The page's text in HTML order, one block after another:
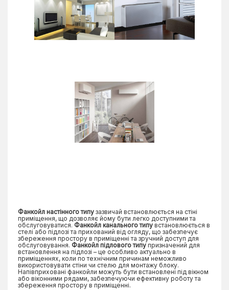
Фанкойл настінного типу зазвичай встановлюється на стіні
приміщення, що дозволяє йому бути легко доступними та
обслуговуватися. Фанкойл канального типу встановлюється в
стелі або підлозі та прихований від огляду, що забезпечує
збереження простору в приміщенні та зручний доступ для
обслуговування. Фанкойл підлового типу призначений для
встановлення на підлозі – це особливо актуально в
приміщеннях, коли по технічним причинам неможливо
використовувати стіни чи стелю для монтажу блоку.
Напівприховані фанкойли можуть бути встановлені під вікном
або віконними рядами, забезпечуючи ефективну роботу та
збереження простору в приміщенні.